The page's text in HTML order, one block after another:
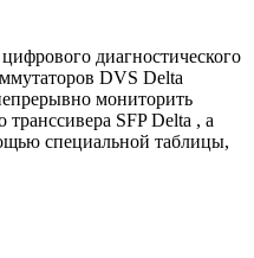
диагностического
DVS Delta
мониторить
SFP Delta , а
специальной таблицы,